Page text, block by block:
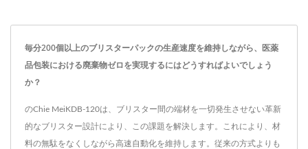
毎分200個以上のブリスターパックの生産速度を維持しながら、医薬
品包装における廃棄物ゼロを実現するにはどうすればよいでしょう
か？
のChie MeiKDB-120は、ブリスター間の端材を一切発生させない革新
的なブリスター設計により、この課題を解決します。これにより、材
料の無駄をなくしながら高速自動化を維持します。従来の方式よりも